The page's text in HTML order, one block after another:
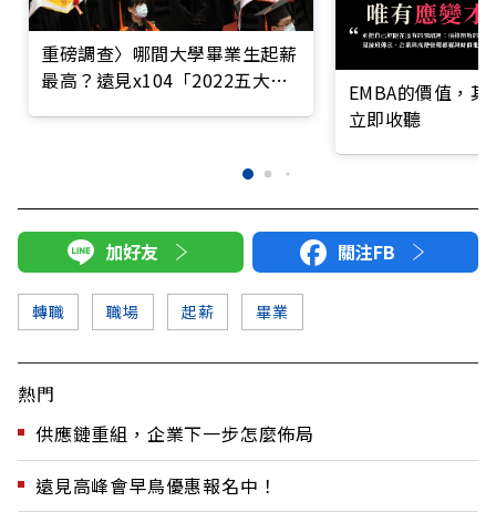
重磅調查〉哪間大學畢業生起薪
最高？遠見x104「2022五大學
EMBA的價值，
立即收聽
加好友 關注FB
轉職 職場 起薪 畢業
熱門
供應鏈重組，企業下一步怎麼佈局
遠見高峰會早鳥優惠報名中！